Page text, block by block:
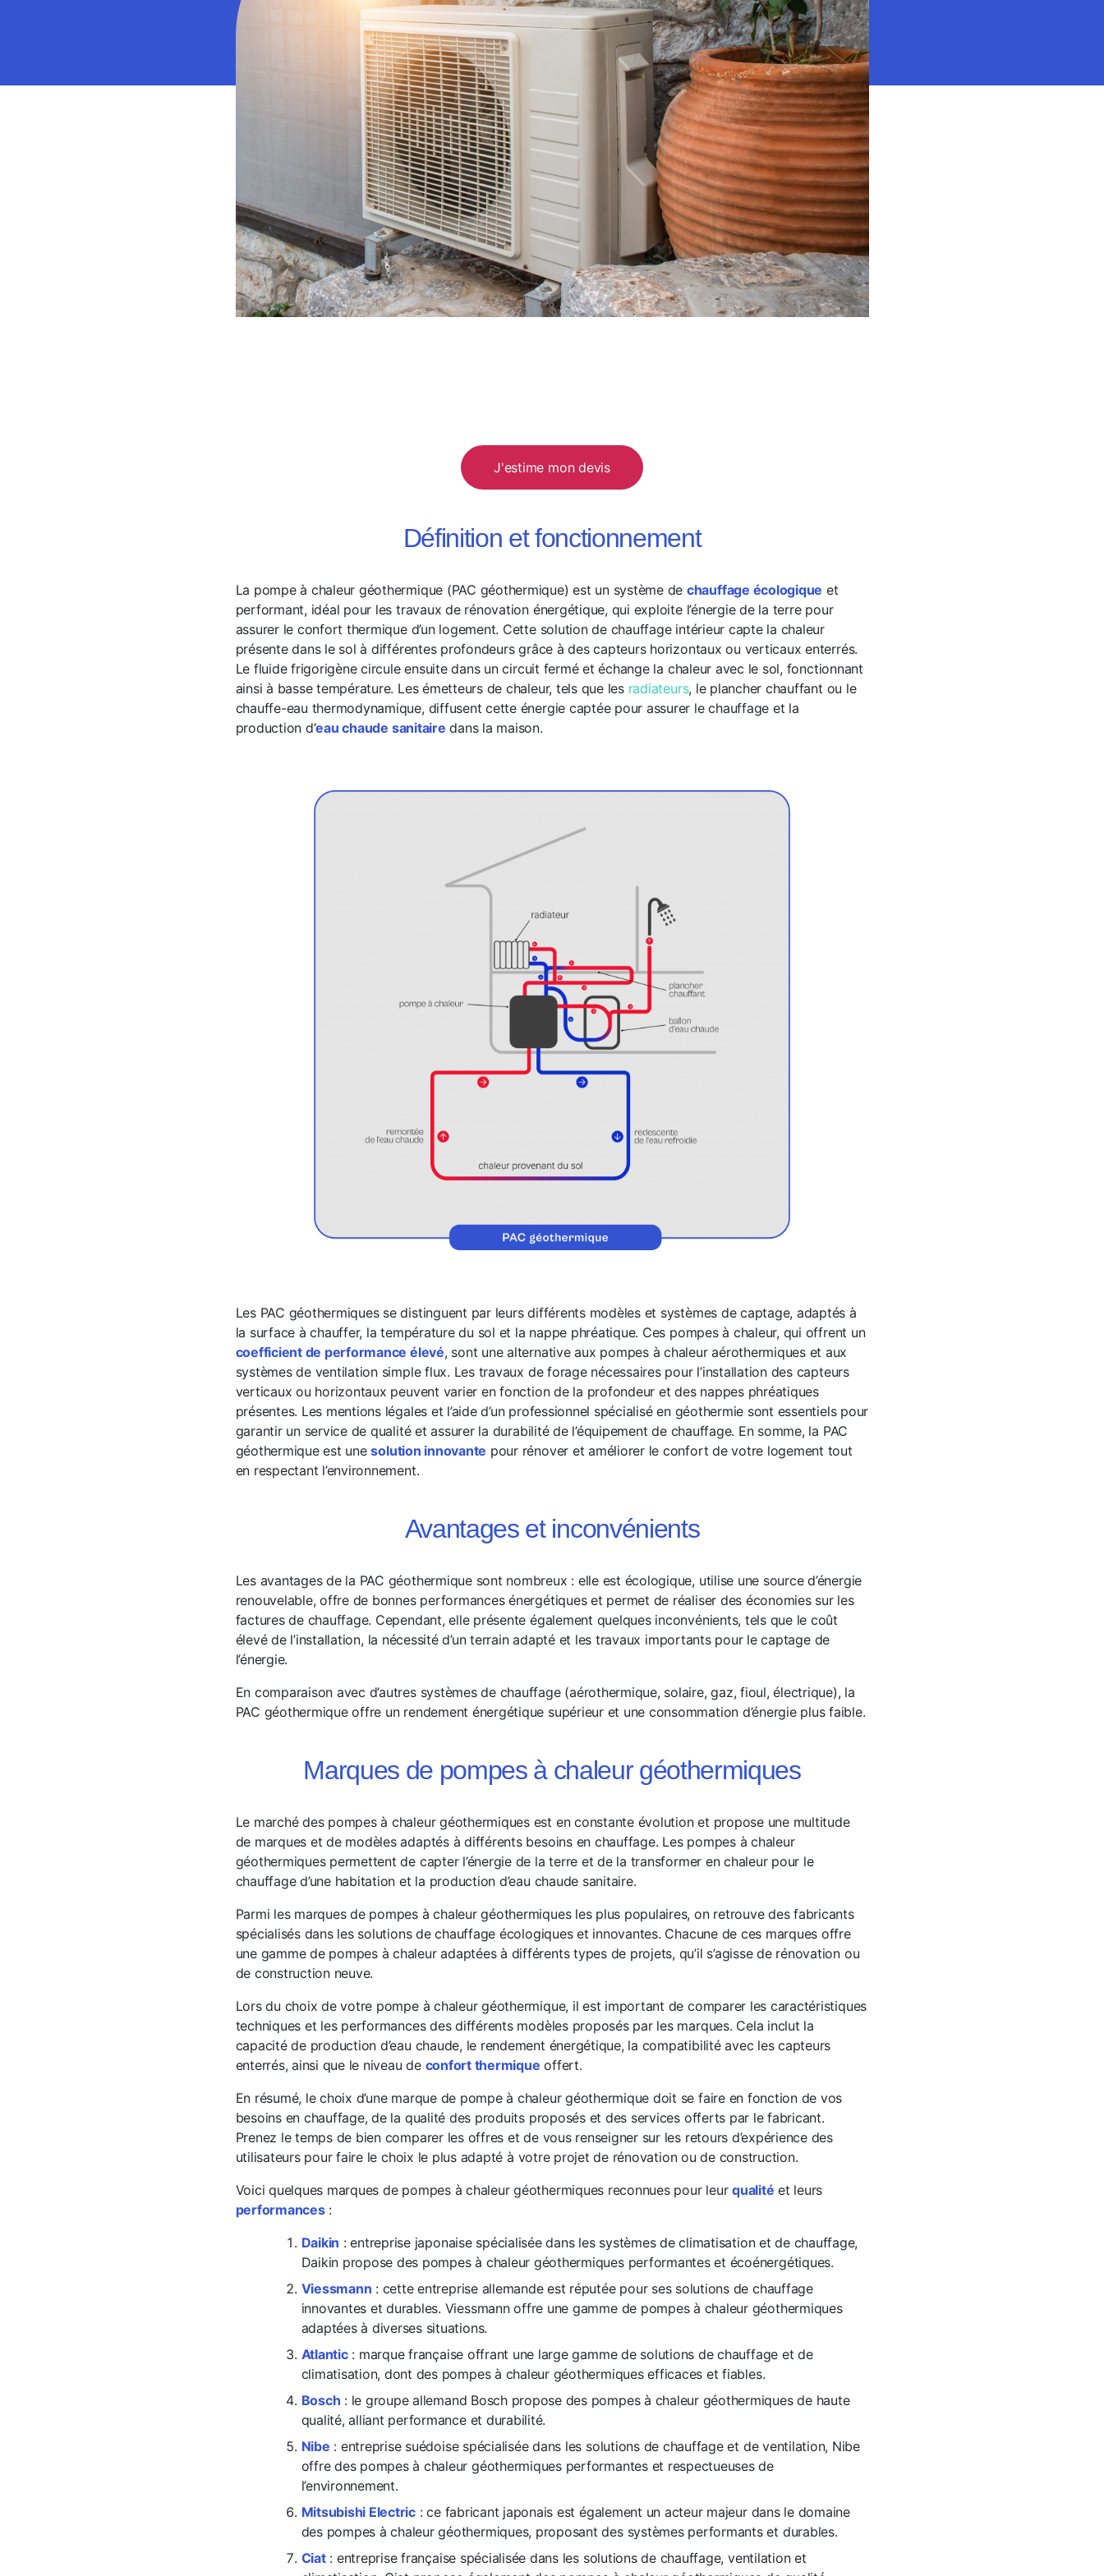
J'estime mon devis
Définition et fonctionnement
La pompe à chaleur géothermique (PAC géothermique) est un système de chauffage écologique et
performant, idéal pour les travaux de rénovation énergétique, qui exploite l’énergie de la terre pour
assurer le confort thermique d’un logement. Cette solution de chauffage intérieur capte la chaleur
présente dans le sol à différentes profondeurs grâce à des capteurs horizontaux ou verticaux enterrés.
Le fluide frigorigène circule ensuite dans un circuit fermé et échange la chaleur avec le sol, fonctionnant
ainsi à basse température. Les émetteurs de chaleur, tels que les radiateurs, le plancher chauffant ou le
chauffe-eau thermodynamique, diffusent cette énergie captée pour assurer le chauffage et la
production d’eau chaude sanitaire dans la maison.
Les PAC géothermiques se distinguent par leurs différents modèles et systèmes de captage, adaptés à
la surface à chauffer, la température du sol et la nappe phréatique. Ces pompes à chaleur, qui offrent un
coefficient de performance élevé, sont une alternative aux pompes à chaleur aérothermiques et aux
systèmes de ventilation simple flux. Les travaux de forage nécessaires pour l’installation des capteurs
verticaux ou horizontaux peuvent varier en fonction de la profondeur et des nappes phréatiques
présentes. Les mentions légales et l’aide d’un professionnel spécialisé en géothermie sont essentiels pour
garantir un service de qualité et assurer la durabilité de l’équipement de chauffage. En somme, la PAC
géothermique est unesolution innovante pour rénover et améliorer le confort de votre logement tout
en respectant l’environnement.
Avantages et inconvénients
Les avantages de la PAC géothermique sont nombreux : elle est écologique, utilise une source d’énergie
renouvelable, offre de bonnes performances énergétiques et permet de réaliser des économies sur les
factures de chauffage. Cependant, elle présente également quelques inconvénients, tels que le coût
élevé de l’installation, la nécessité d’un terrain adapté et les travaux importants pour le captage de
l’énergie.
En comparaison avec d’autres systèmes de chauffage (aérothermique, solaire, gaz, fioul, électrique), la
PAC géothermique offre un rendement énergétique supérieur et une consommation d’énergie plus faible.
Marques de pompes à chaleur géothermiques
Le marché des pompes à chaleur géothermiques est en constante évolution et propose une multitude
de marques et de modèles adaptés à différents besoins en chauffage. Les pompes à chaleur
géothermiques permettent de capter l’énergie de la terre et de la transformer en chaleur pour le
chauffage d’une habitation et la production d’eau chaude sanitaire.
Parmi les marques de pompes à chaleur géothermiques les plus populaires, on retrouve des fabricants
spécialisés dans les solutions de chauffage écologiques et innovantes. Chacune de ces marques offre
une gamme de pompes à chaleur adaptées à différents types de projets, qu’il s’agisse de rénovation ou
de construction neuve.
Lors du choix de votre pompe à chaleur géothermique, il est important de comparer les caractéristiques
techniques et les performances des différents modèles proposés par les marques. Cela inclut la
capacité de production d’eau chaude, le rendement énergétique, la compatibilité avec les capteurs
enterrés, ainsi que le niveau de confort thermique offert.
En résumé, le choix d’une marque de pompe à chaleur géothermique doit se faire en fonction de vos
besoins en chauffage, de la qualité des produits proposés et des services offerts par le fabricant.
Prenez le temps de bien comparer les offres et de vous renseigner sur les retours d’expérience des
utilisateurs pour faire le choix le plus adapté à votre projet de rénovation ou de construction.
Voici quelques marques de pompes à chaleur géothermiques reconnues pour leurqualité et leurs
performances:
Daikin : entreprise japonaise spécialisée dans les systèmes de climatisation et de chauffage,
Daikin propose des pompes à chaleur géothermiques performantes et écoénergétiques.
Viessmann : cette entreprise allemande est réputée pour ses solutions de chauffage
innovantes et durables. Viessmann offre une gamme de pompes à chaleur géothermiques
adaptées à diverses situations.
Atlantic: marque française offrant une large gamme de solutions de chauffage et de
climatisation, dont des pompes à chaleur géothermiques efficaces et fiables.
Bosch : le groupe allemand Bosch propose des pompes à chaleur géothermiques de haute
qualité, alliant performance et durabilité.
Nibe : entreprise suédoise spécialisée dans les solutions de chauffage et de ventilation, Nibe
offre des pompes à chaleur géothermiques performantes et respectueuses de
l’environnement.
Mitsubishi Electric: ce fabricant japonais est également un acteur majeur dans le domaine
des pompes à chaleur géothermiques, proposant des systèmes performants et durables.
Ciat: entreprise française spécialisée dans les solutions de chauffage, ventilation et